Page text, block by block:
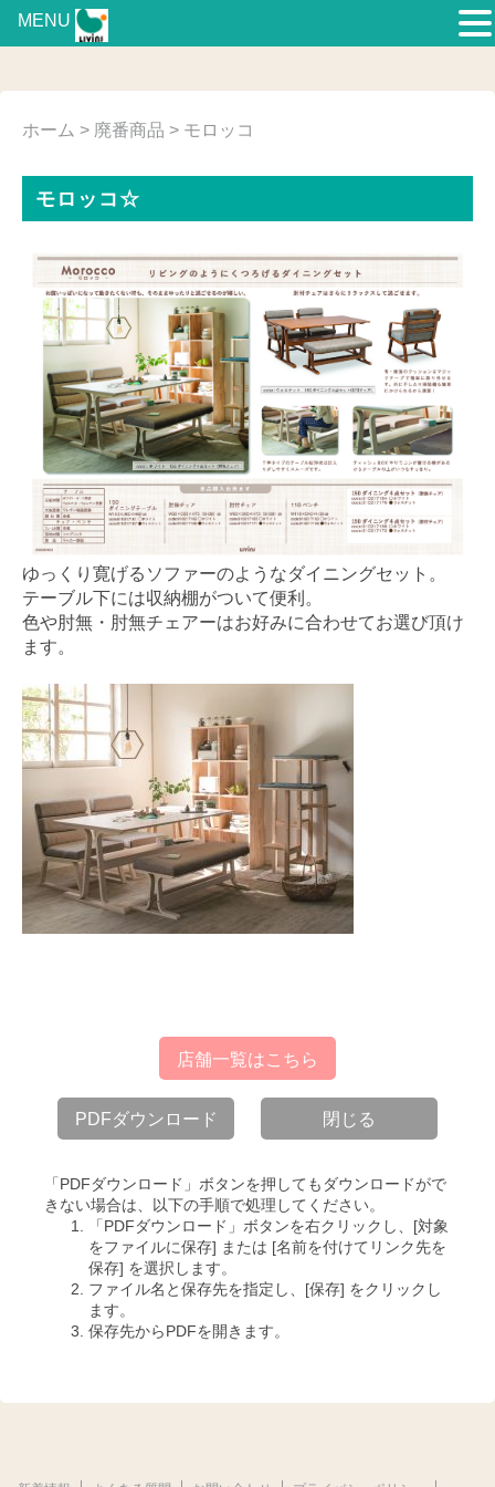
ホーム > 廃番商品 > モロッコ
モロッコ☆
ゆっくり寛げるソファーのようなダイニングセット。
テーブル下には収納棚がついて便利。
色や肘無・肘無チェアーはお好みに合わせてお選び頂け
ます。
店舗一覧はこちら
PDFダウンロード 閉じる
「PDFダウンロード」ボタンを押してもダウンロードがで
きない場合は、以下の手順で処理してください。
「PDFダウンロード」ボタンを右クリックし、[対象
をファイルに保存] または [名前を付けてリンク先を
保存] を選択します。
ファイル名と保存先を指定し、[保存] をクリックし
ます。
保存先からPDFを開きます。
MENU